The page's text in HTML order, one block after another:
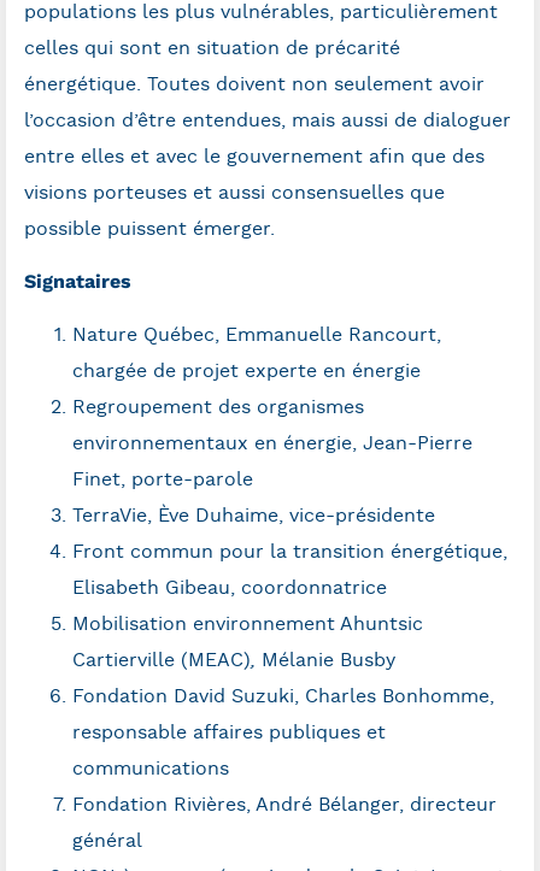
populations les plus vulnérables, particulièrement
celles qui sont en situation de précarité
énergétique. Toutes doivent non seulement avoir
l’occasion d’être entendues, mais aussi de dialoguer
entre elles et avec le gouvernement afin que des
visions porteuses et aussi consensuelles que
possible puissent émerger.
Signataires
Nature Québec, Emmanuelle Rancourt,
chargée de projet experte en énergie
Regroupement des organismes
environnementaux en énergie, Jean-Pierre
Finet, porte-parole
TerraVie, Ève Duhaime, vice-présidente
Front commun pour la transition énergétique,
Elisabeth Gibeau, coordonnatrice
Mobilisation environnement Ahuntsic
Cartierville (MEAC), Mélanie Busby
Fondation David Suzuki, Charles Bonhomme,
responsable affaires publiques et
communications
Fondation Rivières, André Bélanger, directeur
général